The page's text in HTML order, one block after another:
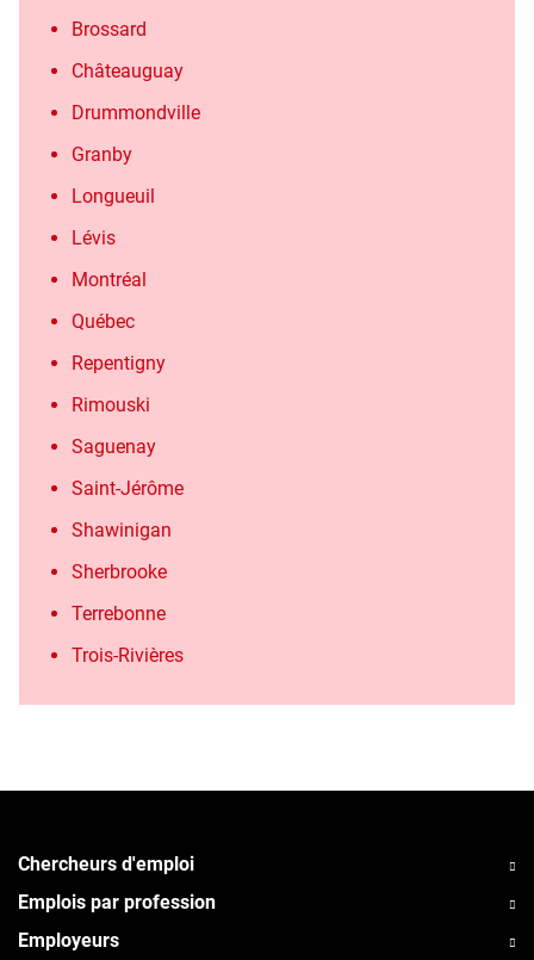
Brossard
Châteauguay
Drummondville
Granby
Longueuil
Lévis
Montréal
Québec
Repentigny
Rimouski
Saguenay
Saint-Jérôme
Shawinigan
Sherbrooke
Terrebonne
Trois-Rivières
Chercheurs d'emploi
Emplois par profession
Employeurs